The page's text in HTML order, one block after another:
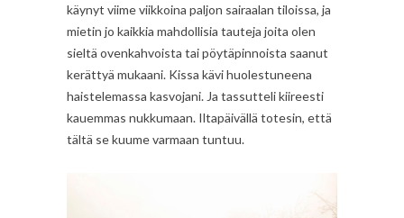
käynyt viime viikkoina paljon sairaalan tiloissa, ja
mietin jo kaikkia mahdollisia tauteja joita olen
sieltä ovenkahvoista tai pöytäpinnoista saanut
kerättyä mukaani. Kissa kävi huolestuneena
haistelemassa kasvojani. Ja tassutteli kiireesti
kauemmas nukkumaan. Iltapäivällä totesin, että
tältä se kuume varmaan tuntuu.